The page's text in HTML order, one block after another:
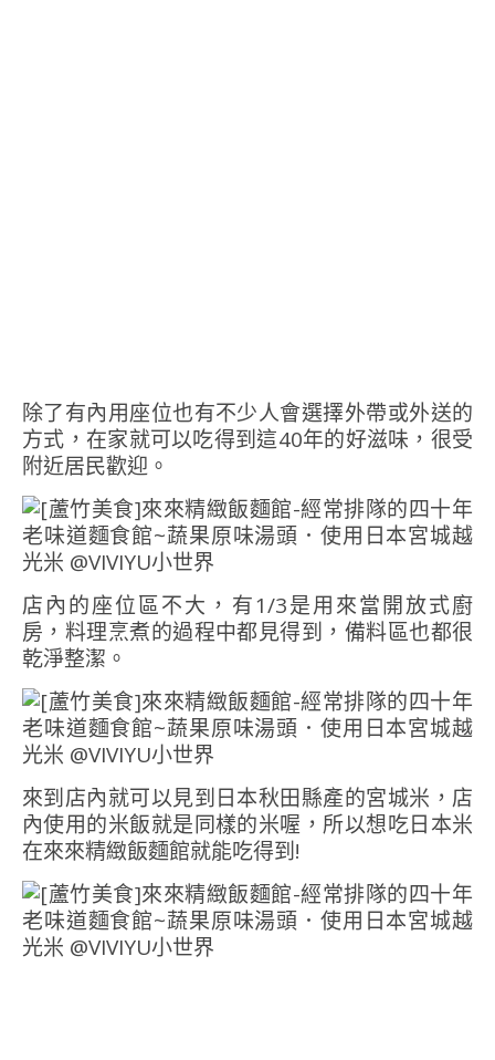
除了有內用座位也有不少人會選擇外帶或外送的
方式，在家就可以吃得到這40年的好滋味，很受
附近居民歡迎。
店內的座位區不大，有1/3是用來當開放式廚
房，料理烹煮的過程中都見得到，備料區也都很
乾淨整潔。
來到店內就可以見到日本秋田縣產的宮城米，店
內使用的米飯就是同樣的米喔，所以想吃日本米
在來來精緻飯麵館就能吃得到!